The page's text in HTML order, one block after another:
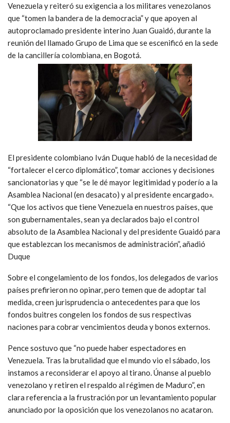
Venezuela y reiteró su exigencia a los militares venezolanos
que “tomen la bandera de la democracia” y que apoyen al
autoproclamado presidente interino Juan Guaidó, durante la
reunión del llamado Grupo de Lima que se escenificó en la sede
de la cancillería colombiana, en Bogotá.
El presidente colombiano Iván Duque habló de la necesidad de
“fortalecer el cerco diplomático”, tomar acciones y decisiones
sancionatorias y que “se le dé mayor legitimidad y poderío a la
Asamblea Nacional (en desacato) y al presidente encargado».
“Que los activos que tiene Venezuela en nuestros países, que
son gubernamentales, sean ya declarados bajo el control
absoluto de la Asamblea Nacional y del presidente Guaidó para
que establezcan los mecanismos de administración”, añadió
Duque
Sobre el congelamiento de los fondos, los delegados de varios
países prefirieron no opinar, pero temen que de adoptar tal
medida, creen jurisprudencia o antecedentes para que los
fondos buitres congelen los fondos de sus respectivas
naciones para cobrar vencimientos deuda y bonos externos.
Pence sostuvo que “no puede haber espectadores en
Venezuela. Tras la brutalidad que el mundo vio el sábado, los
instamos a reconsiderar el apoyo al tirano. Únanse al pueblo
venezolano y retiren el respaldo al régimen de Maduro”, en
clara referencia a la frustración por un levantamiento popular
anunciado por la oposición que los venezolanos no acataron.